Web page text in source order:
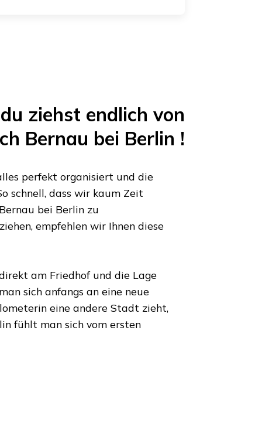
ziehst endlich von
Bernau bei Berlin !
perfekt organisiert und die
schnell, dass wir kaum Zeit
bei Berlin zu
empfehlen wir Ihnen diese
am Friedhof und die Lage
sich anfangs an eine neue
in eine andere Stadt zieht,
fühlt man sich vom ersten